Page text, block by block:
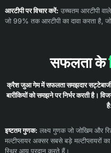
आरटीपी पर विचार करें: उच्चतम आरटीपी
जो 99% तक आरटीपी का दावा करता है,
सफलता के
क्रैश जुआ गेम में सफलता समझदार सट्टेबाजी
बारीकियों को समझने पर निर्भर करती है।
इष्टतम गुणक: लक्ष्य गुणक जो जोखिम और
मल्टीप्लायर अक्सर सबसे बड़े मल्टीप्लायरों
स्थिर आय प्रदान करते हैं।